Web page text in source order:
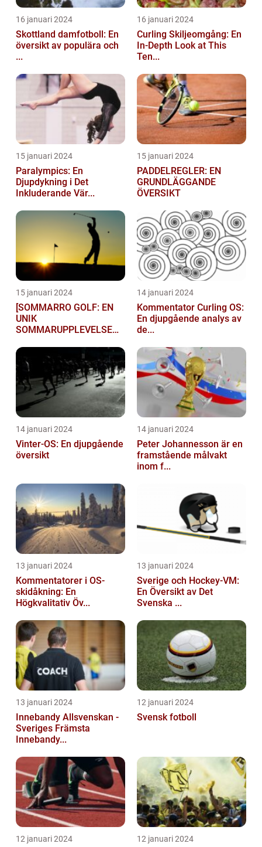
16 januari 2024
Skottland damfotboll: En
översikt av populära och
...
16 januari 2024
Curling Skiljeomgång: En
In-Depth Look at This
Ten...
15 januari 2024
Paralympics: En
Djupdykning i Det
Inkluderande Vär...
15 januari 2024
PADDELREGLER: EN
GRUNDLÄGGANDE
ÖVERSIKT
15 januari 2024
[SOMMARRO GOLF: EN
UNIK
SOMMARUPPLEVELSE
14 januari 2024
Kommentator Curling OS:
En djupgående analys av
de...
14 januari 2024
Vinter-OS: En djupgående
översikt
14 januari 2024
Peter Johannesson är en
framstående målvakt
inom f...
13 januari 2024
Kommentatorer i OS-
skidåkning: En
Högkvalitativ Öv...
13 januari 2024
Sverige och Hockey-VM:
En Översikt av Det
Svenska ...
13 januari 2024
Innebandy Allsvenskan -
Sveriges Främsta
Innebandy...
12 januari 2024
Svensk fotboll
12 januari 2024 12 januari 2024